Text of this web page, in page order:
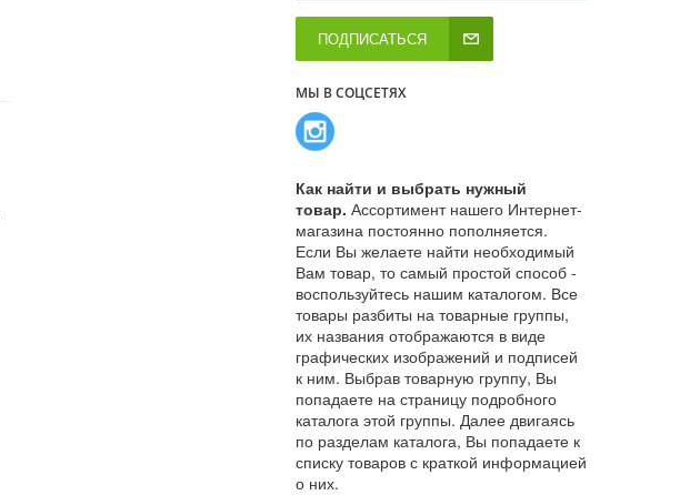
ПОДПИСАТЬСЯ
МЫ В СОЦСЕТЯХ
Как найти и выбрать нужный
товар. Ассортимент нашего Интернет-
магазина постоянно пополняется.
Если Вы желаете найти необходимый
Вам товар, то самый простой способ -
воспользуйтесь нашим каталогом. Все
товары разбиты на товарные группы,
их названия отображаются в виде
графических изображений и подписей
к ним. Выбрав товарную группу, Вы
попадаете на страницу подробного
каталога этой группы. Далее двигаясь
по разделам каталога, Вы попадаете к
списку товаров с краткой информацией
о них.